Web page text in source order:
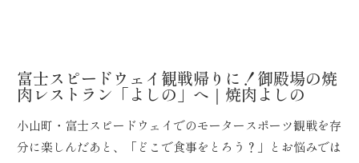
富士スピードウェイ観戦帰りに！御殿場の焼
肉レストラン「よしの」へ｜焼肉よしの
小山町・富士スピードウェイでのモータースポーツ観戦を存
分に楽しんだあと、「どこで食事をとろう？」とお悩みでは